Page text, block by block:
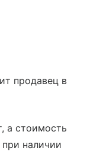
продавец в
а стоимость
наличии